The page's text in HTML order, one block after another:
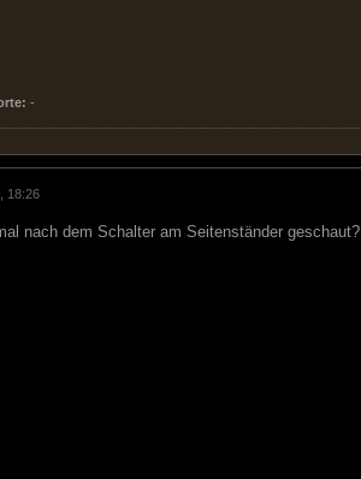
-
18:26
nach dem Schalter am Seitenständer geschaut?